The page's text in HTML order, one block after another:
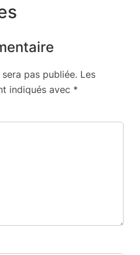
pas publiée. Les
indiqués avec *